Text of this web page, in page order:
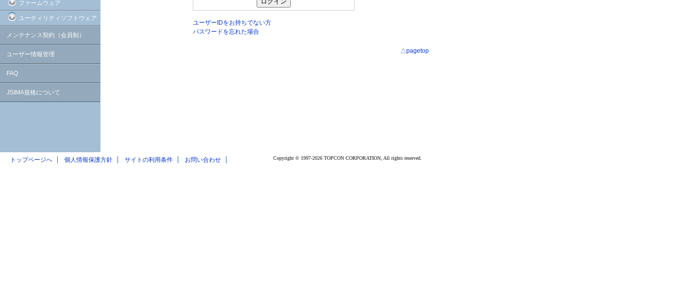
ファームウェア
ユーティリティソフトウェア
メンテナンス契約（会員制）
ユーザー情報管理
FAQ
JSIMA規格について
ユーザーIDをお持ちでない方
パスワードを忘れた場合
△pagetop
トップページへ 個人情報保護方針 サイトの利用条件 お問い合わせ Copyright © 1997-2026 TOPCON CORPORATION, All rights reserved.